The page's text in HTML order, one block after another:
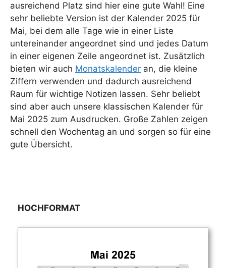
ausreichend Platz sind hier eine gute Wahl! Eine
sehr beliebte Version ist der Kalender 2025 für
Mai, bei dem alle Tage wie in einer Liste
untereinander angeordnet sind und jedes Datum
in einer eigenen Zeile angeordnet ist. Zusätzlich
bieten wir auch Monatskalender an, die kleine
Ziffern verwenden und dadurch ausreichend
Raum für wichtige Notizen lassen. Sehr beliebt
sind aber auch unsere klassischen Kalender für
Mai 2025 zum Ausdrucken. Große Zahlen zeigen
schnell den Wochentag an und sorgen so für eine
gute Übersicht.
HOCHFORMAT